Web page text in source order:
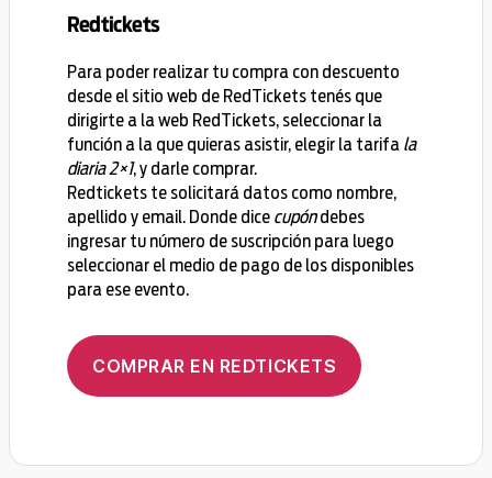
Redtickets
Para poder realizar tu compra con descuento
desde el sitio web de RedTickets tenés que
dirigirte a la web RedTickets, seleccionar la
función a la que quieras asistir, elegir la tarifa la
diaria 2×1, y darle comprar.
Redtickets te solicitará datos como nombre,
apellido y email. Donde dice cupóndebes
ingresar tu número de suscripción para luego
seleccionar el medio de pago de los disponibles
para ese evento.
COMPRAR EN REDTICKETS